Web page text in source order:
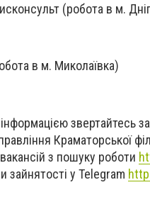
(робота в м.
в м. Миколаївка)
звертайтесь
Краматорської
з пошуку роботи
зайнятості у Telegram